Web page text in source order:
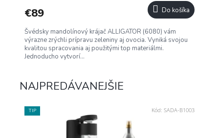
R
M
O
€89 Do košíka
Švédsky mandolínový krájač ALLIGATOR (6080) vám
výrazne zrýchli prípravu zeleniny aj ovocia. Vyniká svojou
kvalitou spracovania aj použitými top materiálmi.
Jednoducho vytvorí...
NAJPREDÁVANEJŠIE
TIP Kód: SADA-B1003